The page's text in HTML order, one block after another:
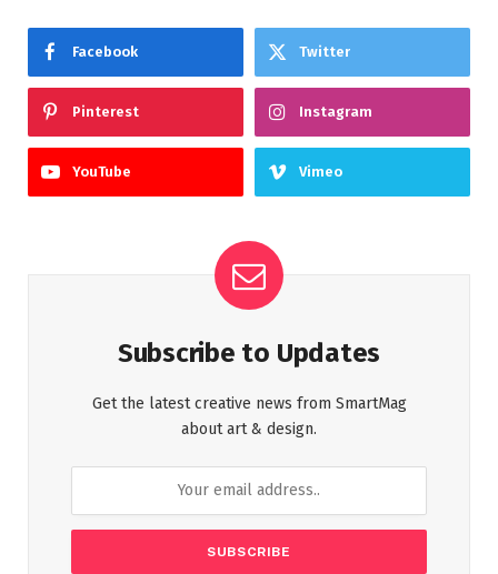
Facebook Twitter
Pinterest Instagram
YouTube Vimeo
Subscribe to Updates
Get the latest creative news from SmartMag
about art & design.